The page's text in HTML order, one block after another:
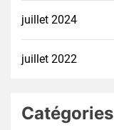
juillet 2024
juillet 2022
Catégories